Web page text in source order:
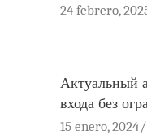
24 febrero,
Актуальный
входа без
15 enero, 2024